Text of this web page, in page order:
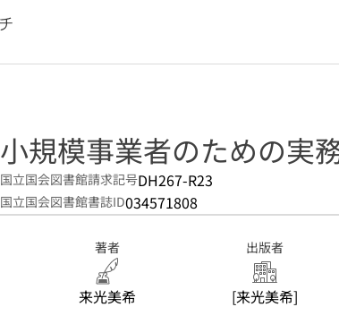
小規模事業者のための実
国立国会図書館請求記号DH267-R23
国立国会図書館書誌ID034571808
著者
来光美希
出版者
[来光美希]